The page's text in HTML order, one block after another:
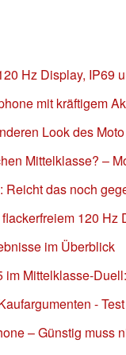
Hz Display, IP69
mit kräftigem
Look des
Mittelklasse? –
das noch
120 Hz
im Überblick
im Mittelklasse-
-
– Günstig muss